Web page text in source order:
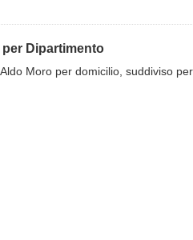
Dipartimento
Moro per domicilio, suddiviso per